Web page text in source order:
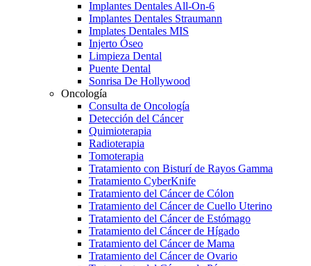
Implantes Dentales All-On-6
Implantes Dentales Straumann
Implates Dentales MIS
Injerto Óseo
Limpieza Dental
Puente Dental
Sonrisa De Hollywood
Oncología
Consulta de Oncología
Detección del Cáncer
Quimioterapia
Radioterapia
Tomoterapia
Tratamiento con Bisturí de Rayos Gamma
Tratamiento CyberKnife
Tratamiento del Cáncer de Cólon
Tratamiento del Cáncer de Cuello Uterino
Tratamiento del Cáncer de Estómago
Tratamiento del Cáncer de Hígado
Tratamiento del Cáncer de Mama
Tratamiento del Cáncer de Ovario